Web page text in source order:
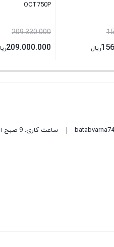
ریال
OCT750P
209.330.000
209.000.000
ساعت کاری: 9 صبح الی 9 شب هر روز هفته